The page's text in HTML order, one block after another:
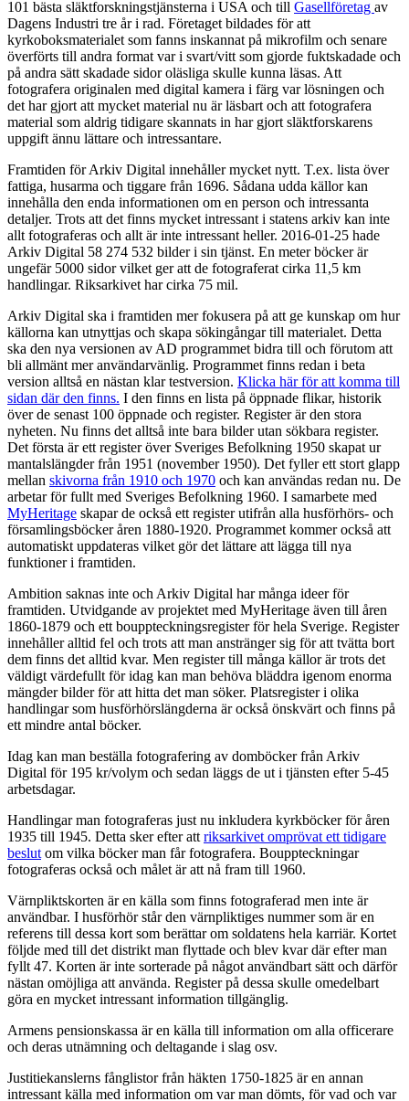
101 bästa släktforskningstjänsterna i USA och till Gasellföretag av
Dagens Industri tre år i rad. Företaget bildades för att
kyrkoboksmaterialet som fanns inskannat på mikrofilm och senare
överförts till andra format var i svart/vitt som gjorde fuktskadade och
på andra sätt skadade sidor oläsliga skulle kunna läsas. Att
fotografera originalen med digital kamera i färg var lösningen och
det har gjort att mycket material nu är läsbart och att fotografera
material som aldrig tidigare skannats in har gjort släktforskarens
uppgift ännu lättare och intressantare.
Framtiden för Arkiv Digital innehåller mycket nytt. T.ex. lista över
fattiga, husarma och tiggare från 1696. Sådana udda källor kan
innehålla den enda informationen om en person och intressanta
detaljer. Trots att det finns mycket intressant i statens arkiv kan inte
allt fotograferas och allt är inte intressant heller. 2016-01-25 hade
Arkiv Digital 58 274 532 bilder i sin tjänst. En meter böcker är
ungefär 5000 sidor vilket ger att de fotograferat cirka 11,5 km
handlingar. Riksarkivet har cirka 75 mil.
Arkiv Digital ska i framtiden mer fokusera på att ge kunskap om hur
källorna kan utnyttjas och skapa sökingångar till materialet. Detta
ska den nya versionen av AD programmet bidra till och förutom att
bli allmänt mer användarvänlig. Programmet finns redan i beta
version alltså en nästan klar testversion. Klicka här för att komma till
sidan där den finns. I den finns en lista på öppnade flikar, historik
över de senast 100 öppnade och register. Register är den stora
nyheten. Nu finns det alltså inte bara bilder utan sökbara register.
Det första är ett register över Sveriges Befolkning 1950 skapat ur
mantalslängder från 1951 (november 1950). Det fyller ett stort glapp
mellan skivorna från 1910 och 1970 och kan användas redan nu. De
arbetar för fullt med Sveriges Befolkning 1960. I samarbete med
MyHeritage skapar de också ett register utifrån alla husförhörs- och
församlingsböcker åren 1880-1920. Programmet kommer också att
automatiskt uppdateras vilket gör det lättare att lägga till nya
funktioner i framtiden.
Ambition saknas inte och Arkiv Digital har många ideer för
framtiden. Utvidgande av projektet med MyHeritage även till åren
1860-1879 och ett bouppteckningsregister för hela Sverige. Register
innehåller alltid fel och trots att man anstränger sig för att tvätta bort
dem finns det alltid kvar. Men register till många källor är trots det
väldigt värdefullt för idag kan man behöva bläddra igenom enorma
mängder bilder för att hitta det man söker. Platsregister i olika
handlingar som husförhörslängderna är också önskvärt och finns på
ett mindre antal böcker.
Idag kan man beställa fotografering av domböcker från Arkiv
Digital för 195 kr/volym och sedan läggs de ut i tjänsten efter 5-45
arbetsdagar.
Handlingar man fotograferas just nu inkludera kyrkböcker för åren
1935 till 1945. Detta sker efter att riksarkivet omprövat ett tidigare
beslut om vilka böcker man får fotografera. Bouppteckningar
fotograferas också och målet är att nå fram till 1960.
Värnpliktskorten är en källa som finns fotograferad men inte är
användbar. I husförhör står den värnpliktiges nummer som är en
referens till dessa kort som berättar om soldatens hela karriär. Kortet
följde med till det distrikt man flyttade och blev kvar där efter man
fyllt 47. Korten är inte sorterade på något användbart sätt och därför
nästan omöjliga att använda. Register på dessa skulle omedelbart
göra en mycket intressant information tillgänglig.
Armens pensionskassa är en källa till information om alla officerare
och deras utnämning och deltagande i slag osv.
Justitiekanslerns fånglistor från häkten 1750-1825 är en annan
intressant källa med information om var man dömts, för vad och var